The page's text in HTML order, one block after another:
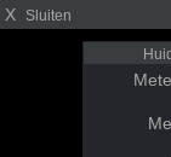
X Sluiten